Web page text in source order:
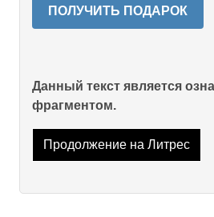
ПОЛУЧИТЬ ПОДАРОК
Данный текст является
фрагментом.
Продолжение на Литрес